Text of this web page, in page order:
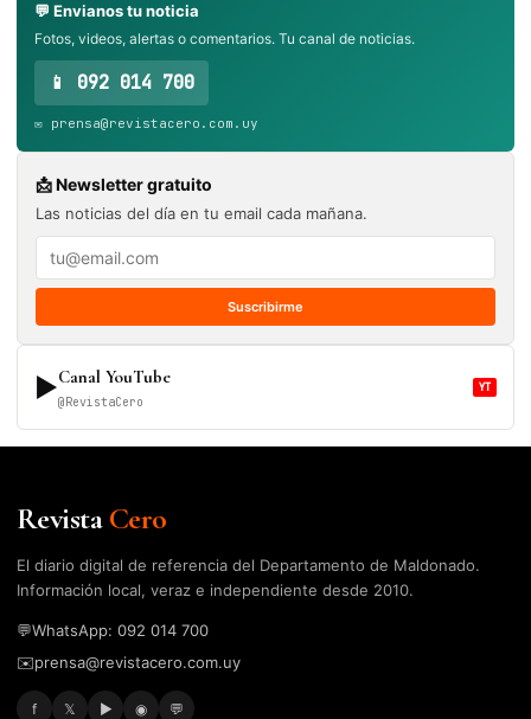
💬 Envianos tu noticia
Fotos, videos, alertas o comentarios. Tu canal de noticias.
📱 092 014 700
✉️ prensa@revistacero.com.uy
📩 Newsletter gratuito
Las noticias del día en tu email cada mañana.
Suscribirme
▶Canal YouTube
@RevistaCero
YT
RevistaCero
El diario digital de referencia del Departamento de Maldonado.
Información local, veraz e independiente desde 2010.
💬WhatsApp: 092 014 700
✉️prensa@revistacero.com.uy
f 𝕏 ▶ ◉ 💬